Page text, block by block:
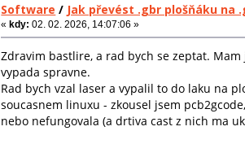
Software / Jak převést .gbr plošňáku na
«kdy: 02. 02. 2026, 14:07:06 »
Zdravim bastlire, a rad bych se zeptat.
vypada spravne.
Rad bych vzal laser a vypalil to do laku na
soucasnem linuxu - zkousel jsem
nebo nefungovala (a drtiva cast z nich ma